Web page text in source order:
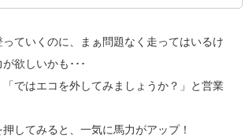
ていくのに、まぁ問題なく走ってはいるけ
欲しいかも･･･
「ではエコを外してみましょうか？」と営業
してみると、一気に馬力がアップ！